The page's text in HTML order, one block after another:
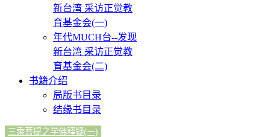
新台湾 采访正觉教
育基金会(一)
年代MUCH台--发现
新台湾 采访正觉教
育基金会(二)
书籍介绍
局版书目录
结缘书目录
三乘菩提之学佛释疑(一)